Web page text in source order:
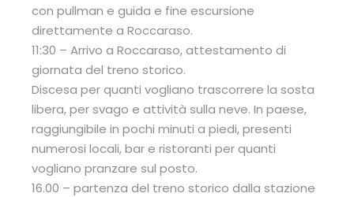
con pullman e guida e fine escursione
direttamente a Roccaraso.
11:30 – Arrivo a Roccaraso, attestamento di
giornata del treno storico.
Discesa per quanti vogliano trascorrere la sosta
libera, per svago e attività sulla neve. In paese,
raggiungibile in pochi minuti a piedi, presenti
numerosi locali, bar e ristoranti per quanti
vogliano pranzare sul posto.
16.00 – partenza del treno storico dalla stazione